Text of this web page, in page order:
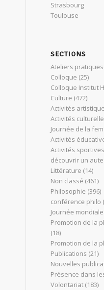
Strasbourg
Toulouse
SECTIONS
Ateliers pratiques
Colloque (25)
Colloque Institut
Culture (472)
Activités
Activités
Journée de la
Activités
Activités sportives
découvrir un
Littérature (14)
Non classé (461)
Philosophie (396)
conférence philo
Journée
Promotion de la
(18)
Promotion de la
Publications (21)
Nouvelles
Présence dans
Volontariat (183)